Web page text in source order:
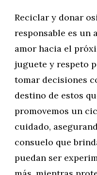
Reciclar y donar
responsable es un
amor hacia el
juguete y respeto
tomar decisiones
destino de estos
promovemos un
cuidado,
consuelo que
puedan ser